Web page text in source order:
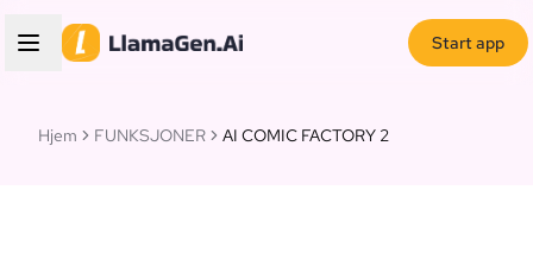
Start app
Hjem FUNKSJONER AI COMIC FACTORY 2